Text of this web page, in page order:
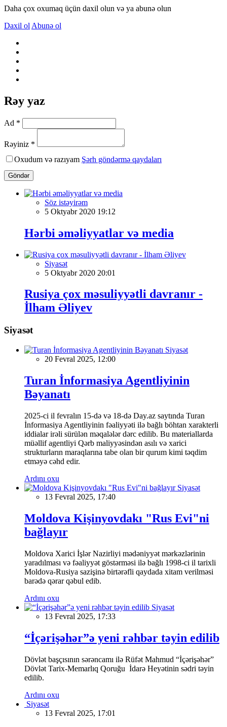
Daha çox oxumaq üçün daxil olun və ya abunə olun
Daxil ol Abunə ol
Rəy yaz
Ad *
Rəyiniz *
Oxudum və razıyam Şərh göndərmə qaydaları
Göndər
Söz istəyirəm
5 Oktyabr 2020 19:12
Hərbi əməliyyatlar və media
Siyasət
5 Oktyabr 2020 20:01
Rusiya çox məsuliyyətli davranır -
İlham Əliyev
Siyasət
Siyasət
20 Fevral 2025, 12:00
Turan İnformasiya Agentliyinin
Bəyanatı
2025-ci il fevralın 15-də və 18-də Day.az saytında Turan
İnformasiya Agentliyinin fəaliyyəti ilə bağlı böhtan xarakterli
iddialar irəli sürülən məqalələr dərc edilib. Bu materiallarda
müəllif agentliyi Qərb maliyyəsindən asılı və xarici
strukturların maraqlarına tabe olan bir qurum kimi təqdim
etməyə cəhd edir.
Ardını oxu
Siyasət
13 Fevral 2025, 17:40
Moldova Kişinyovdakı "Rus Evi"ni
bağlayır
Moldova Xarici İşlər Nazirliyi mədəniyyət mərkəzlərinin
yaradılması və fəaliyyət göstərməsi ilə bağlı 1998-ci il tarixli
Moldova-Rusiya sazişinə birtərəfli qaydada xitam verilməsi
barədə qərar qəbul edib.
Ardını oxu
Siyasət
13 Fevral 2025, 17:33
“İçərişəhər”ə yeni rəhbər təyin edilib
Dövlət başçısının sərəncamı ilə Rüfət Mahmud “İçərişəhər”
Dövlət Tarix-Memarlıq Qoruğu İdarə Heyətinin sədri təyin
edilib.
Ardını oxu
Siyasət
13 Fevral 2025, 17:01